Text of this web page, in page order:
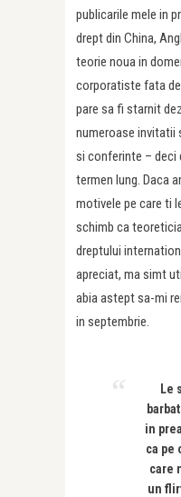
publicarile mele in
drept din China,
teorie noua in
corporatiste fata
pare sa fi starnit
numeroase invitatii
si conferinte – deci
termen lung. Daca
motivele pe care ti
schimb ca
dreptului
apreciat, ma simt
abia astept sa-mi
in septembrie.
Le
in
ca pe
care
un